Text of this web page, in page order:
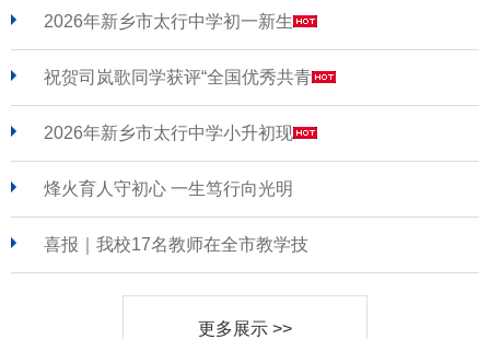
2026年新乡市太行中学初一新生
祝贺司岚歌同学获评“全国优秀共青
2026年新乡市太行中学小升初现
烽火育人守初心 一生笃行向光明
喜报｜我校17名教师在全市教学技
更多展示 >>